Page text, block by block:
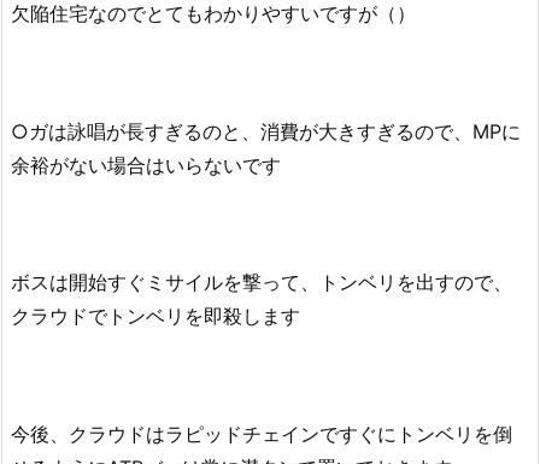
欠陥住宅なのでとてもわかりやすいですが（）
○ガは詠唱が長すぎるのと、消費が大きすぎるので、MPに
余裕がない場合はいらないです
ボスは開始すぐミサイルを撃って、トンベリを出すので、
クラウドでトンベリを即殺します
今後、クラウドはラピッドチェインですぐにトンベリを倒